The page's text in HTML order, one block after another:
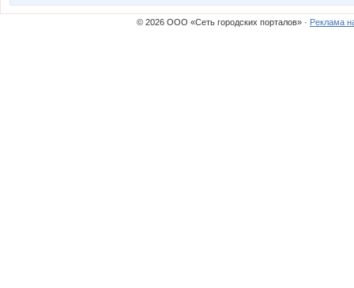
© 2026 ООО «Сеть городских порталов» · Реклама